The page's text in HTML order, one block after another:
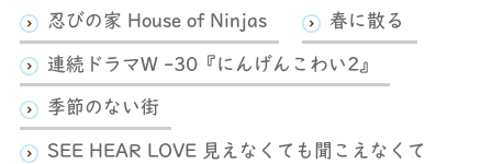
忍びの家 House of Ninjas 春に散る
連続ドラマW -30『にんげんこわい2』
季節のない街
SEE HEAR LOVE 見えなくても聞こえなくて